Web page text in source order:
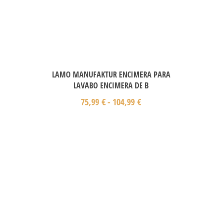
LAMO MANUFAKTUR ENCIMERA PARA
LAVABO ENCIMERA DE B
75,99 €- 104,99 €